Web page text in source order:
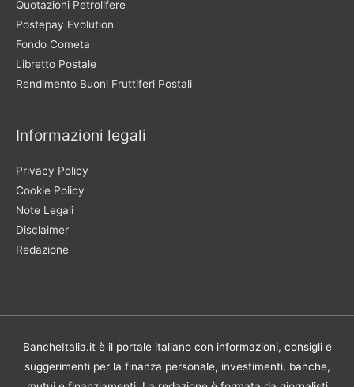
Quotazioni Petrolifere
Postepay Evolution
Fondo Cometa
Libretto Postale
Rendimento Buoni Fruttiferi Postali
Informazioni legali
Privacy Policy
Cookie Policy
Note Legali
Disclaimer
Redazione
BancheItalia.it è il portale italiano con informazioni, consigli e
suggerimenti per la finanza personale, investimenti, banche,